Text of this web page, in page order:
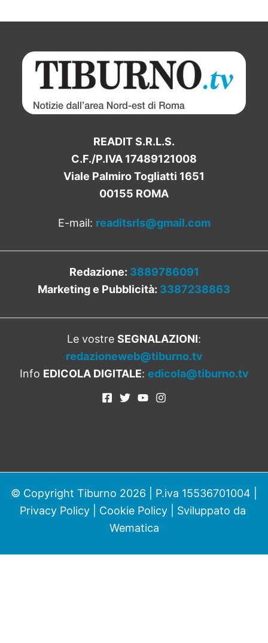
READIT S.R.L.S.
C.F./P.IVA 17489121008
Viale Palmiro Togliatti 1651
00155 ROMA
E-mail: readitsrls@gmail.com
Redazione: 3889786091
Marketing e Pubblicità: 3387238863
Le vostre SEGNALAZIONI:
redazioneweb@tiburno.tv
Info EDICOLA DIGITALE: edicola@tiburno.tv
© Copyright Tiburno 2026 | P.iva 15536701004 |
Privacy Policy| Cookie Policy| Sviluppato da
Wematica